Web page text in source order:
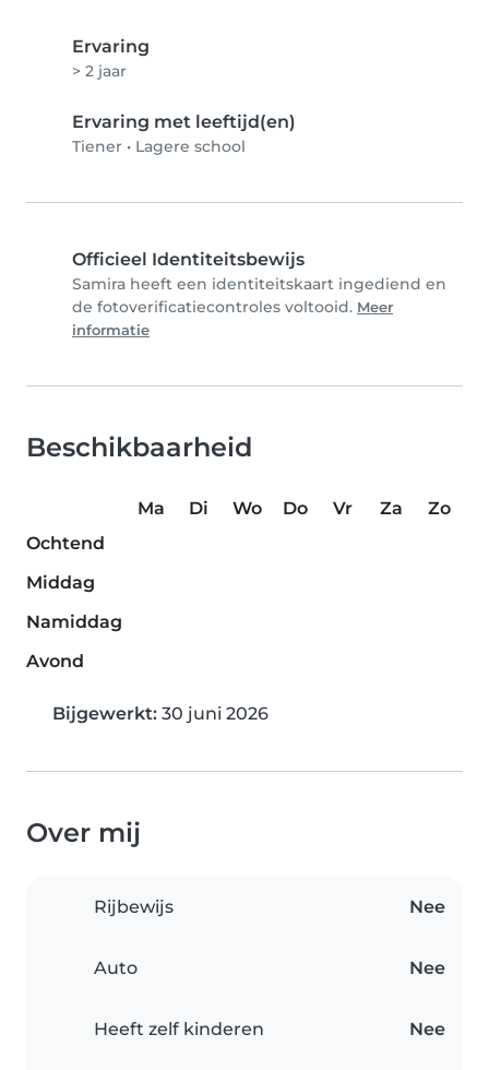
Ervaring
> 2 jaar
Ervaring met leeftijd(en)
Tiener • Lagere school
Officieel Identiteitsbewijs
Samira heeft een identiteitskaart ingediend en
de fotoverificatiecontroles voltooid. Meer
informatie
Beschikbaarheid
Ma Di Wo Do Vr Za
Zo
Ochtend
Middag
Namiddag
Avond
Bijgewerkt: 30 juni 2026
Over mij
Rijbewijs Nee
Auto Nee
Heeft zelf kinderen Nee